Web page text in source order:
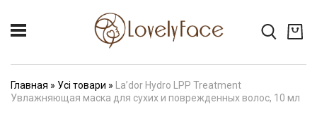
Главная » Усі товари »
La’dor Hydro LPP Treatment
Увлажняющая маска для сухих и поврежденных волос, 10 мл